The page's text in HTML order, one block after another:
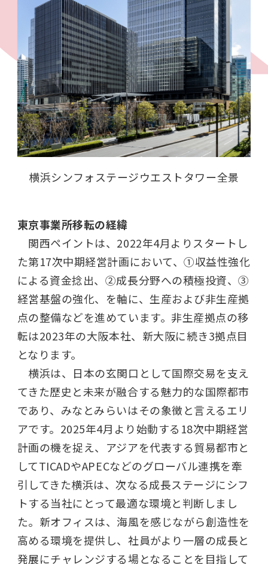
横浜シンフォステージウエストタワー全景
東京事業所移転の経緯
関西ペイントは、2022年4月よりスタートし
た第17次中期経営計画において、①収益性強化
による資金捻出、②成長分野への積極投資、③
経営基盤の強化、を軸に、生産および非生産拠
点の整備などを進めています。非生産拠点の移
転は2023年の大阪本社、新大阪に続き3拠点目
となります。
横浜は、日本の玄関口として国際交易を支え
てきた歴史と未来が融合する魅力的な国際都市
であり、みなとみらいはその象徴と言えるエリ
アです。2025年4月より始動する18次中期経営
計画の機を捉え、アジアを代表する貿易都市と
してTICADやAPECなどのグローバル連携を牽
引してきた横浜は、次なる成長ステージにシフ
トする当社にとって最適な環境と判断しまし
た。新オフィスは、海風を感じながら創造性を
高める環境を提供し、社員がより一層の成長と
発展にチャレンジする場となることを目指して